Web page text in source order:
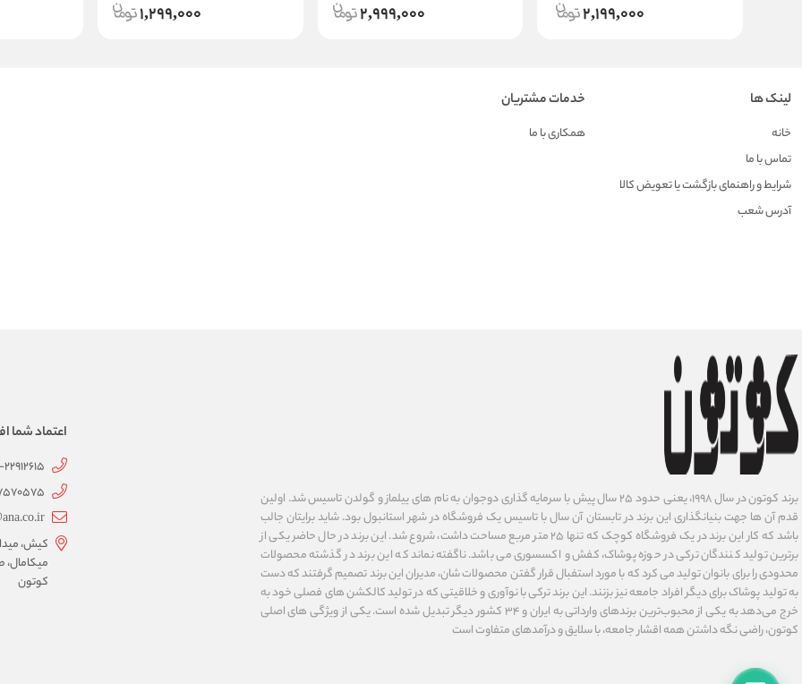
2,199,000
2,999,000
1,299,000
لینک ها
خانه
تماس با ما
شرایط و راهنمای بازگشت یا تعویض کالا
آدرس شعب
خدمات مشتریان
همکاری با ما
برند کوتون در سال ۱۹۹۸، یعنی حدود ۲۵ سال پیش با سرمایه گذاری دوجوان به نام های ییلماز و گولدن تاسیس شد. اولین
قدم آن ها جهت بنیانگذاری این برند در تابستان آن سال با تاسیس یک فروشگاه در شهر استانبول بود. شاید برایتان جالب
باشد که کار این برند در یک فروشگاه کوچک که تنها ۲۵ متر مربع مساحت داشت، شروع شد. این برند در حال حاضر یکی از
برترین تولید کنندگان ترکی در حوزه پوشاک، کفش و اکسسوری می باشد. ناگفته نماند که این برند در گذشته محصولات
محدودی را برای بانوان تولید می کرد که با مورد استفبال قرار گفتن محصولات شان، مدیران این برند تصمیم گرفتند که دست
به تولید پوشاک برای دیگر افراد جامعه نیز بزنند. این برند ترکی با نوآوری ‌و خلاقیتی که در تولید کالکشن های فصلی خود به
خرج می‌دهد به یکی از محبوب‌ترین برندهای وارداتی به ایران و ۳۴ کشور دیگر تبدیل شده‌ است. یکی از ویژگی های اصلی
کوتون، راضی نگه داشتن همه اقشار جامعه، با سلایق و درآمدهای متفاوت است
اعتماد شما
22912615
کیش،
کوتون